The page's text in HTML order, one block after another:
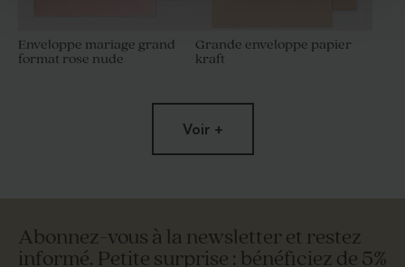
Enveloppe mariage grand
format rose nude
Grande enveloppe papier
kraft
Voir +
Abonnez-vous à la newsletter et restez
informé. Petite surprise : bénéficiez de 5%